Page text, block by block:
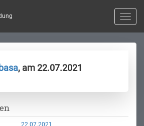
Toggle
, am 22.07.2021
22.07.2021